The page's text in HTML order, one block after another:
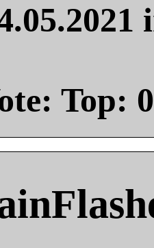
Top: 0